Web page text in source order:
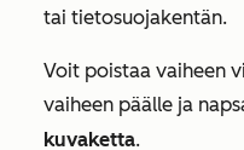
tai tietosuojakentän.
Voit poistaa vaiheen
vaiheen päälle ja
kuvaketta.